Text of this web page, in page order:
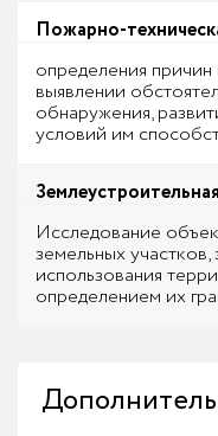
Пожарно-
определения
выявлении
обнаружения,
условий им
Исследование
земельных
использования
определением их